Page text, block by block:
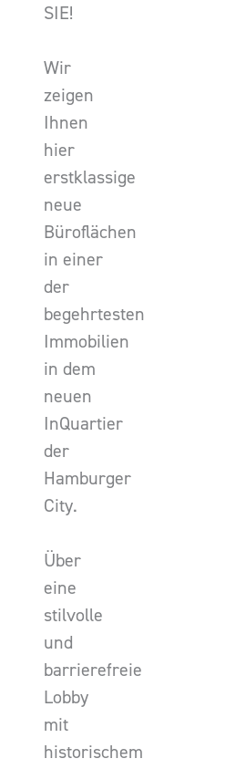
SIE!
Wir
zeigen
Ihnen
hier
erstklassige
neue
Büroflächen
in einer
der
begehrtesten
Immobilien
in dem
neuen
InQuartier
der
Hamburger
City.
Über
eine
stilvolle
und
barrierefreie
Lobby
mit
historischem